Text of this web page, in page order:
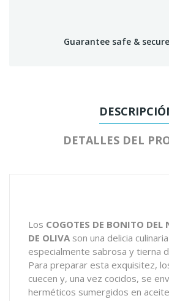
Guarantee safe &
DETALLES DEL
Los COGOTES DE BONITO DEL
DE OLIVA son una delicia
especialmente sabrosa y tierna
Para preparar esta exquisitez,
cuecen y, una vez cocidos, se
herméticos sumergidos en